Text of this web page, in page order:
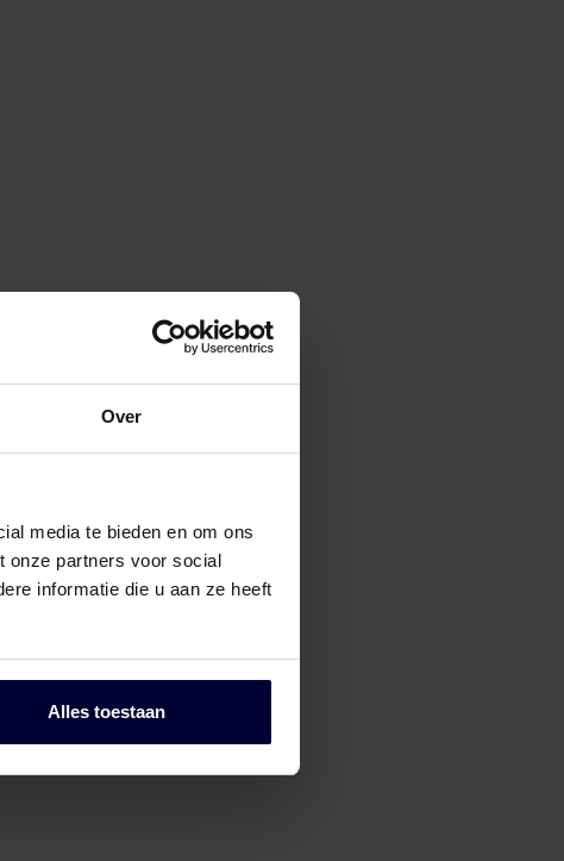
Over
media te bieden en om ons
onze partners voor social
informatie die u aan ze heeft
Alles toestaan